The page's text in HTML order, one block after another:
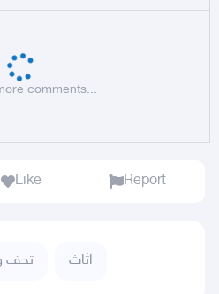
comments...
Like Report
تحف اثاث